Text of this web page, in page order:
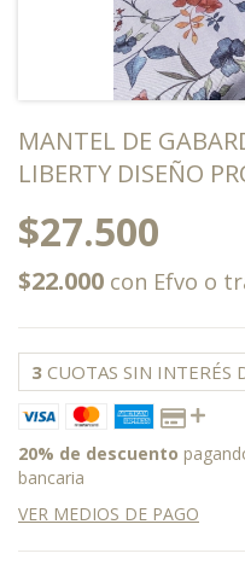
MANTEL DE
LIBERTY DISEÑO
$27.500
$22.000 con Efvo o
3 CUOTAS SIN INTERÉS
20% de descuento
bancaria
VER MEDIOS DE PAGO